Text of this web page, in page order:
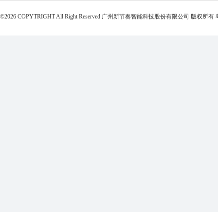
©2026 COPYTRIGHT All Right Reserved 广州新节奏智能科技股份有限公司 版权所有